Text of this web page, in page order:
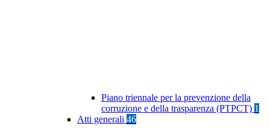
Piano triennale per la prevenzione della
corruzione e della trasparenza (PTPCT) 1
Atti generali 46